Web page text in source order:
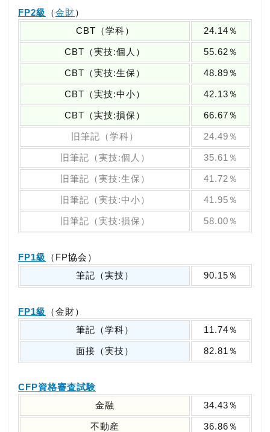
FP2級 （金財）
CBT（学科）
24.14％
CBT（実技:個人） 55.62％
CBT（実技:生保） 48.89％
CBT（実技:中小） 42.13％
CBT（実技:損保） 66.67％
旧筆記（学科） 24.49％
旧筆記（実技:個人） 35.61％
旧筆記（実技:生保） 41.72％
旧筆記（実技:中小） 41.95％
旧筆記（実技:損保） 58.00％
FP1級
（FP協会）
筆記（実技）
90.15％
FP1級
（金財）
筆記（学科）
11.74％
面接（実技） 82.81％
CFP資格審査試験
金融
34.43％
不動産 36.86％